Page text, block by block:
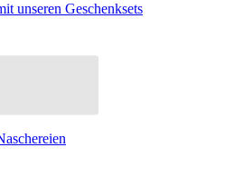
unseren Geschenksets